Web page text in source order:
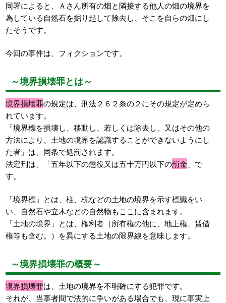
同署によると、Ａさん所有の畑と隣接する他人の畑の境界を
為している自然石を掘り起して除去し、そこを自らの畑にし
たそうです。
今回の事件は、フィクションです。
～境界損壊罪とは～
境界損壊罪の規定は、刑法２６２条の２にその規定が定めら
れています。
「境界標を損壊し、移動し、若しくは除去し、又はその他の
方法により、土地の境界を認識することができないようにし
た者」は、同条で処罰されます。
法定刑は、「五年以下の懲役又は五十万円以下の罰金 」で
す。
「境界標」とは、柱、杭などの土地の境界を示す標識をい
い、自然石や立木などの自然物もここに含まれます。
「土地の境界」とは、権利者（所有権の他に、地上権、賃借
権等も含む。）を異にする土地の限界線を意味します。
～境界損壊罪の概要～
境界損壊罪は、土地の境界を不明確にする犯罪です。
それが、当事者間で法的に争いがある場合でも、現に事実上